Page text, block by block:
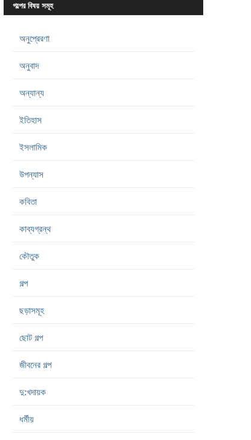
গল্পের বিষয় সমূহ
অনুপ্রেরণা
অনুবাদ
অন্যান্য
ইতিহাস
ইসলামিক
উপন্যাস
কবিতা
কাব্যগ্রন্থ
কৌতুক
গল্প
ছড়াসমূহ
ছোট গল্প
জীবনের গল্প
দু:খদায়ক
ধর্মীয়